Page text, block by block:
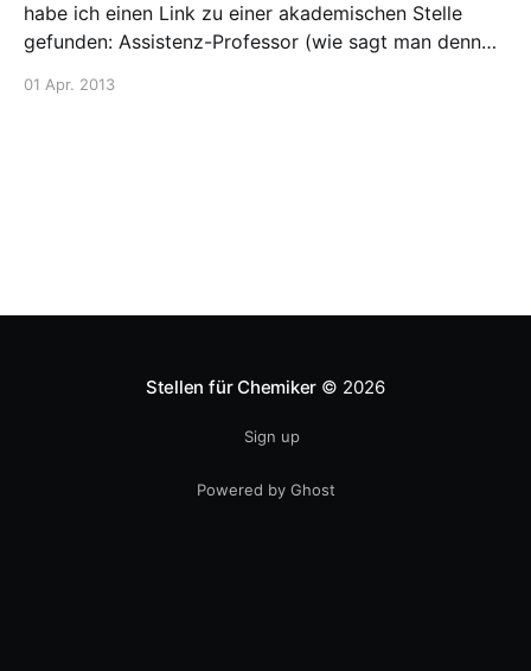
habe ich einen Link zu einer akademischen Stelle
gefunden: Assistenz-Professor (wie sagt man denn
01 Apr. 2013
Stellen für Chemiker © 2026
Sign up
Powered by Ghost